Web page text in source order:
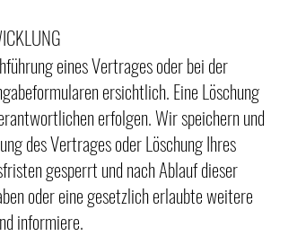
eines Vertrages oder bei der
ersichtlich. Eine Löschung
erfolgen. Wir speichern und
des Vertrages oder Löschung Ihres
gesperrt und nach Ablauf dieser
oder eine gesetzlich erlaubte weitere
informiere.